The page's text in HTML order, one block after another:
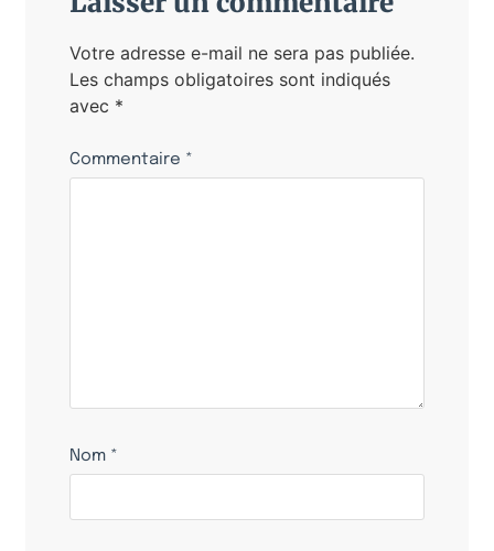
Votre adresse e-mail ne sera pas publiée.
Les champs obligatoires sont indiqués
avec *
Commentaire *
Nom *